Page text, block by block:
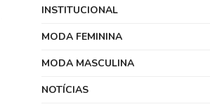
INSTITUCIONAL
MODA FEMININA
MODA MASCULINA
NOTÍCIAS